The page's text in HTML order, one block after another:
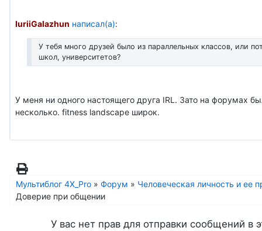
IuriiGalazhun написал(а):
У тебя много друзей было из параллельных классов, или
школ, университетов?
У меня ни одного настоящего друга IRL. Зато на форумах
несколько. fitness landscape широк.
Мультиблог 4X_Pro » Форум » Человеческая личность и ее
Доверие при общении
У вас нет прав для отправки сообщений в